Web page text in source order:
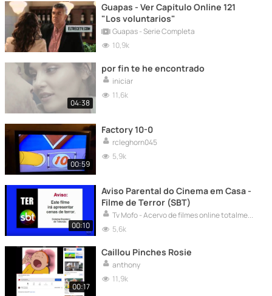
Guapas - Ver Capítulo Online 121
"Los voluntarios"
Guapas - Serie Completa
10,9k
04:38
por fin te he encontrado
iniciar
11,6k
00:59
Factory 10-0
rcleghorn045
5,9k
00:10
Aviso Parental do Cinema em Casa -
Filme de Terror (SBT)
Tv Mofo - Acervo de filmes online totalmente grátis
5,6k
00:17
Caillou Pinches Rosie
anthony
11,9k